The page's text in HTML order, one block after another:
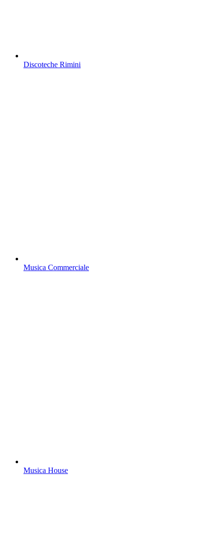
Discoteche Rimini
Musica Commerciale
Musica House